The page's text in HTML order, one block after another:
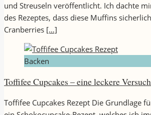
und Streuseln veröffentlicht. Ich dachte
des Rezeptes, dass diese Muffins
Cranberries […]
Backen
Toffifee Cupcakes – eine leckere
Toffifee Cupcakes Rezept Die Grundlage